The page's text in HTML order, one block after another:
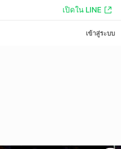
เปิดใน LINE
เข้าสู่ระบบ